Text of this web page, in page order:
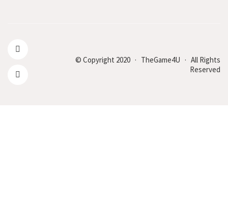
© Copyright 2020 · TheGame4U · All Rights
Reserved